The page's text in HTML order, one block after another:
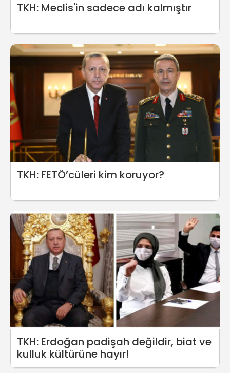
TKH: Meclis'in sadece adı kalmıştır
TKH: FETÖ’cüleri kim koruyor?
TKH: Erdoğan padişah değildir, biat ve
kulluk kültürüne hayır!